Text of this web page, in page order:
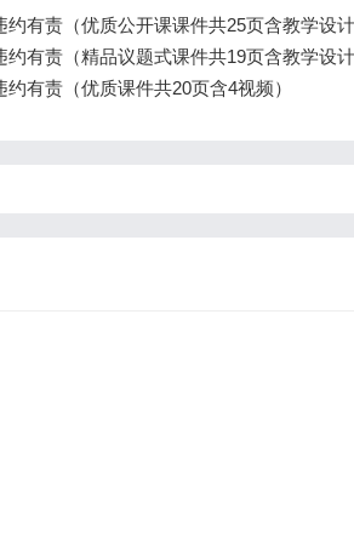
约有责（优质公开课课件共25页含教学设
约有责（精品议题式课件共19页含教学设
约有责（优质课件共20页含4视频）